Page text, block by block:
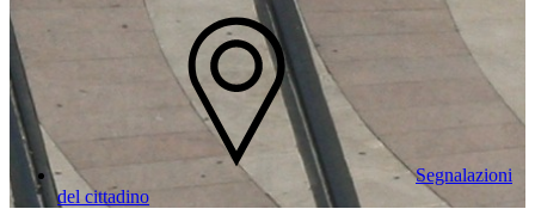
Segnalazioni
del cittadino